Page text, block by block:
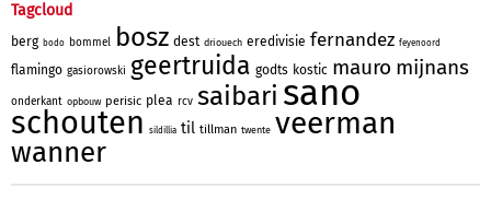
Tagcloud
berg bodo bommel bosz dest driouech eredivisie fernandez feyenoord
flamingo gasiorowski geertruida godts kostic mauro mijnans
onderkant opbouw perisic plea rcv saibari sano
schouten sildillia til tillman twente veerman
wanner